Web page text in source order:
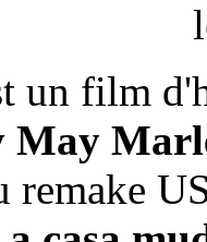
un film
remake